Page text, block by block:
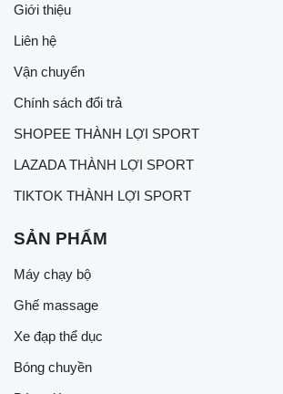
Giới thiệu
Liên hệ
Vận chuyển
Chính sách đổi trả
SHOPEE THÀNH LỢI SPORT
LAZADA THÀNH LỢI SPORT
TIKTOK THÀNH LỢI SPORT
SẢN PHẨM
Máy chạy bộ
Ghế massage
Xe đạp thể dục
Bóng chuyền